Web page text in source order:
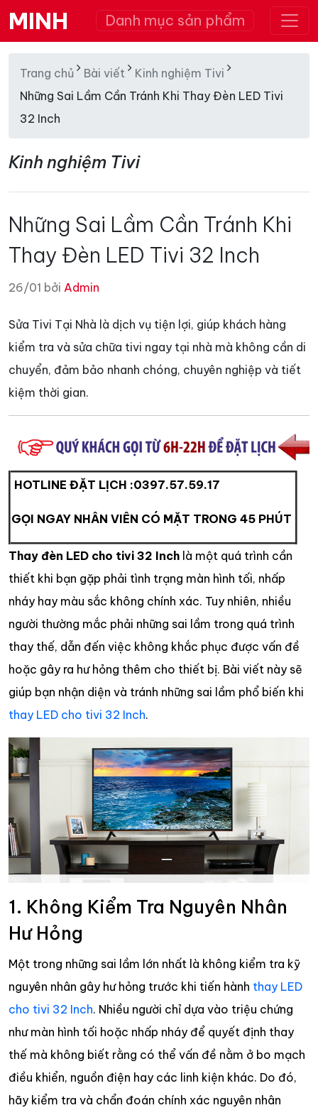
MINH Danh mục sản phẩm
Trang chủ Bài viết
Kinh nghiệm Tivi
Những Sai Lầm Cần Tránh Khi Thay Đèn LED Tivi
32 Inch
Kinh nghiệm Tivi
Những Sai Lầm Cần Tránh Khi
Thay Đèn LED Tivi 32 Inch
26/01 bởi Admin
Sửa Tivi Tại Nhà là dịch vụ tiện lợi, giúp khách hàng
kiểm tra và sửa chữa tivi ngay tại nhà mà không cần di
chuyển, đảm bảo nhanh chóng, chuyên nghiệp và tiết
kiệm thời gian.
HOTLINE ĐẶT LỊCH :0397.57.59.17
GỌI NGAY NHÂN VIÊN CÓ MẶT TRONG 45 PHÚT
Thay đèn LED cho tivi 32 Inch là một quá trình cần
thiết khi bạn gặp phải tình trạng màn hình tối, nhấp
nháy hay màu sắc không chính xác. Tuy nhiên, nhiều
người thường mắc phải những sai lầm trong quá trình
thay thế, dẫn đến việc không khắc phục được vấn đề
hoặc gây ra hư hỏng thêm cho thiết bị. Bài viết này sẽ
giúp bạn nhận diện và tránh những sai lầm phổ biến khi
thay LED cho tivi 32 Inch.
1. Không Kiểm Tra Nguyên Nhân
Hư Hỏng
Một trong những sai lầm lớn nhất là không kiểm tra kỹ
nguyên nhân gây hư hỏng trước khi tiến hành thay LED
cho tivi 32 Inch. Nhiều người chỉ dựa vào triệu chứng
như màn hình tối hoặc nhấp nháy để quyết định thay
thế mà không biết rằng có thể vấn đề nằm ở bo mạch
điều khiển, nguồn điện hay các linh kiện khác. Do đó,
hãy kiểm tra và chẩn đoán chính xác nguyên nhân